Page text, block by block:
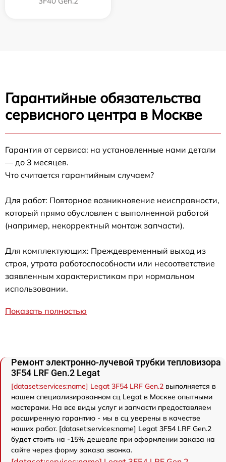
Гарантийные обязательства
сервисного центра в Москве
Гарантия от сервиса: на установленные нами детали
— до 3 месяцев.
Что считается гарантийным случаем?
Для работ: Повторное возникновение неисправности,
который прямо обусловлен с выполненной работой
(например, некорректный монтаж запчасти).
Для комплектующих: Преждевременный выход из
строя, утрата работоспособности или несоответствие
заявленным характеристикам при нормальном
использовании.
Показать полностью
Ремонт электронно-лучевой трубки тепловизора
3F54 LRF Gen.2 Legat
[dataset:services:name] Legat 3F54 LRF Gen.2 выполняется в
нашем специализированном сц Legat в Москве опытными
мастерами. На все виды услуг и запчасти предоставляем
расширенную гарантию - мы в сц уверены в качестве
наших работ. [dataset:services:name] Legat 3F54 LRF Gen.2
будет стоить на -15% дешевле при оформлении заказа на
сайте через форму заказа звонка.